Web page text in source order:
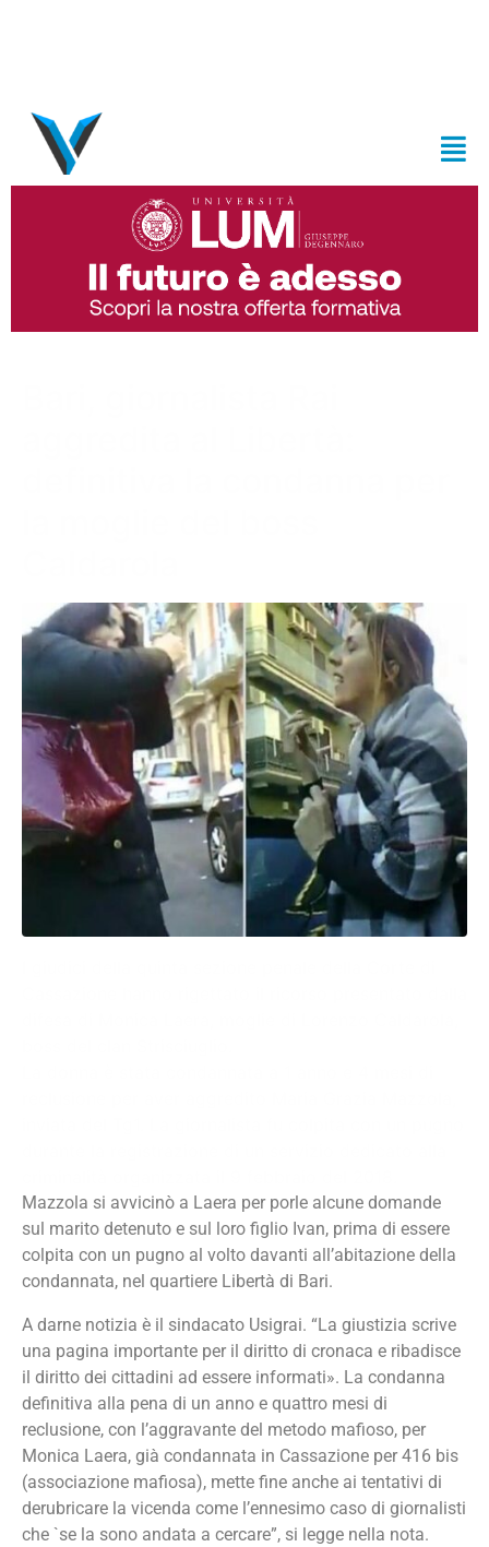
Mazzola si avvicinò a Laera per porle alcune domande
sul marito detenuto e sul loro figlio Ivan, prima di essere
colpita con un pugno al volto davanti all’abitazione della
condannata, nel quartiere Libertà di Bari.
A darne notizia è il sindacato Usigrai. “La giustizia scrive
una pagina importante per il diritto di cronaca e ribadisce
il diritto dei cittadini ad essere informati». La condanna
definitiva alla pena di un anno e quattro mesi di
reclusione, con l’aggravante del metodo mafioso, per
Monica Laera, già condannata in Cassazione per 416 bis
(associazione mafiosa), mette fine anche ai tentativi di
derubricare la vicenda come l’ennesimo caso di giornalisti
che `se la sono andata a cercare”, si legge nella nota.